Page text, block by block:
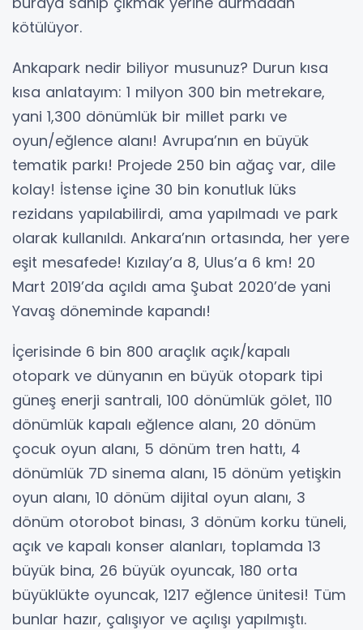
kötülüyor.
Ankapark nedir biliyor musunuz? Durun kısa
kısa anlatayım: 1 milyon 300 bin metrekare,
yani 1,300 dönümlük bir millet parkı ve
oyun/eğlence alanı! Avrupa’nın en büyük
tematik parkı! Projede 250 bin ağaç var, dile
kolay! İstense içine 30 bin konutluk lüks
rezidans yapılabilirdi, ama yapılmadı ve park
olarak kullanıldı. Ankara’nın ortasında, her yere
eşit mesafede! Kızılay’a 8, Ulus’a 6 km! 20
Mart 2019’da açıldı ama Şubat 2020’de yani
Yavaş döneminde kapandı!
İçerisinde 6 bin 800 araçlık açık/kapalı
otopark ve dünyanın en büyük otopark tipi
güneş enerji santrali, 100 dönümlük gölet, 110
dönümlük kapalı eğlence alanı, 20 dönüm
çocuk oyun alanı, 5 dönüm tren hattı, 4
dönümlük 7D sinema alanı, 15 dönüm yetişkin
oyun alanı, 10 dönüm dijital oyun alanı, 3
dönüm otorobot binası, 3 dönüm korku tüneli,
açık ve kapalı konser alanları, toplamda 13
büyük bina, 26 büyük oyuncak, 180 orta
büyüklükte oyuncak, 1217 eğlence ünitesi! Tüm
bunlar hazır, çalışıyor ve açılışı yapılmıştı.